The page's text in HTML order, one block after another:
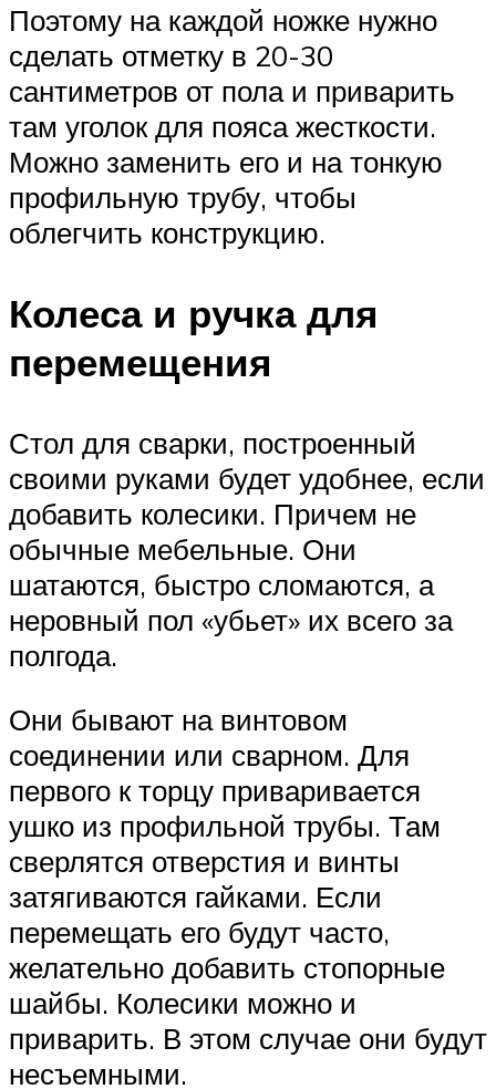
Поэтому на каждой ножке нужно
сделать отметку в 20-30
сантиметров от пола и приварить
там уголок для пояса жесткости.
Можно заменить его и на тонкую
профильную трубу, чтобы
облегчить конструкцию.
Колеса и ручка для
перемещения
Стол для сварки, построенный
своими руками будет удобнее, если
добавить колесики. Причем не
обычные мебельные. Они
шатаются, быстро сломаются, а
неровный пол «убьет» их всего за
полгода.
Они бывают на винтовом
соединении или сварном. Для
первого к торцу приваривается
ушко из профильной трубы. Там
сверлятся отверстия и винты
затягиваются гайками. Если
перемещать его будут часто,
желательно добавить стопорные
шайбы. Колесики можно и
приварить. В этом случае они будут
несъемными.